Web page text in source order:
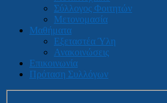
Σύλλογος Φοιτητών
Μετονομασία
Μαθήματα
Εξεταστέα Ύλη
Ανακοινώσεις
Επικοινωνία
Πρόταση Συλλόγων